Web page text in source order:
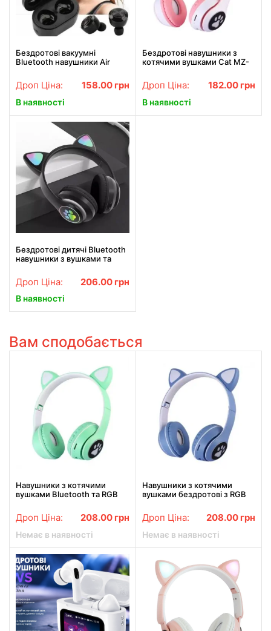
Бездротові вакуумні
Bluetooth навушники Air
боксом для зарядки
Дроп Ціна: 158.00 грн
В наявності
Бездротові навушники з
котячими вушками Cat MZ-
підсвіткою FM microSD
Рожеві
Дроп Ціна: 182.00 грн
В наявності
Бездротові дитячі Bluetooth
навушники з вушками та
Дроп Ціна: 206.00 грн
В наявності
Вам сподобається
Навушники з котячими
вушками Bluetooth та RGB
Підтримка карти пам'яті Cat
MZ-023 Бірюзові
Дроп Ціна: 208.00 грн
Немає в наявності
Навушники з котячими
вушками бездротові з RGB
SD Cat MZ-023 Сині
Дроп Ціна: 208.00 грн
Немає в наявності